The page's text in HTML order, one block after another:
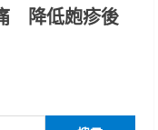
降低皰疹後